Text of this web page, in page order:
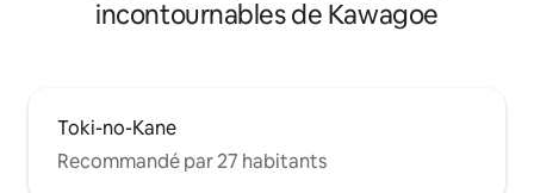
燥機（洗剤付き）も完備しており、長期
滞在でお洗濯が必要な際も安心です。
Amazon Fire TVを楽しめるほか、みんな
※Amazon Fire TVをご利用の際は、お客
professionnels. [Barbecue dans la cour
incontournables de Kawagoe
Toki-no-Kane
Recommandé par 27 habitants